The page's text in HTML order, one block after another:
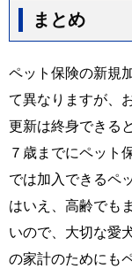
まとめ
ペット保険の新規
て異なりますが、
更新は終身できる
７歳までにペット
では加入できるペ
はいえ、高齢でも
いので、大切な愛
の家計のためにも